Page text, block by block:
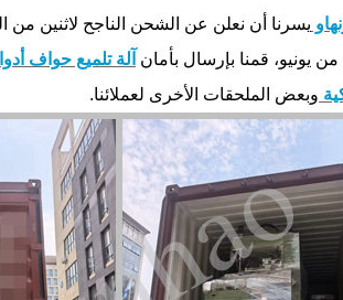
يسرنا أن نعلن عن الشحن الناجح لاثنين من
من يونيو، قمنا بإرسال بأمان آلة تلميع حواف
وبعض الملحقات الأخرى لعملائنا.